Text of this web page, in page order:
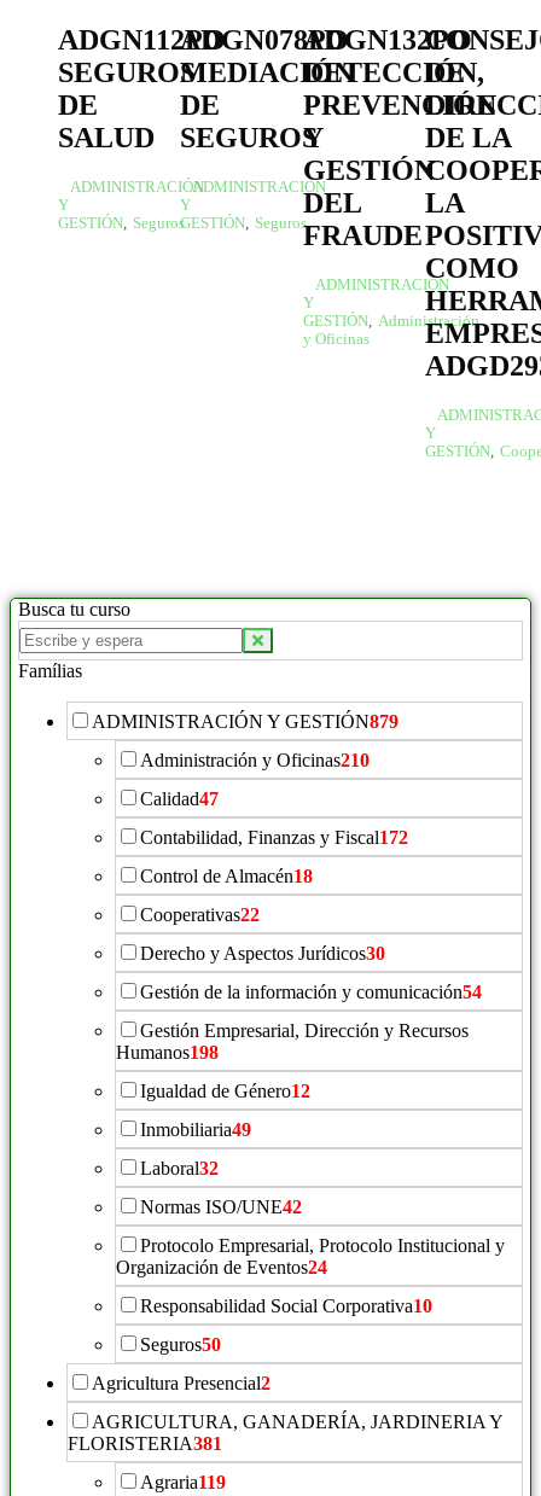
ADGN112PO
SEGUROS
DE
SALUD
ADMINISTRACIÓN
Y
GESTIÓN, Seguros
ADGN078PO
MEDIACIÓN
DE
SEGUROS
ADMINISTRACIÓN
Y
GESTIÓN, Seguros
ADGN132PO
DETECCIÓN,
PREVENCIÓN
Y
GESTIÓN
DEL
FRAUDE
ADMINISTRACIÓN
Y
GESTIÓN, Administración
y Oficinas
DE
DE LA
LA
COMO
Y
GESTIÓN,
Busca tu curso
Famílias
ADMINISTRACIÓN Y GESTIÓN879
Administración y Oficinas210
Calidad47
Contabilidad, Finanzas y Fiscal172
Control de Almacén18
Cooperativas22
Derecho y Aspectos Jurídicos30
Gestión de la información y comunicación54
Gestión Empresarial, Dirección y Recursos
Humanos198
Igualdad de Género12
Inmobiliaria49
Laboral32
Normas ISO/UNE42
Protocolo Empresarial, Protocolo Institucional y
Organización de Eventos24
Responsabilidad Social Corporativa10
Seguros50
Agricultura Presencial2
AGRICULTURA, GANADERÍA, JARDINERIA Y
FLORISTERIA381
Agraria119